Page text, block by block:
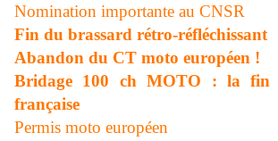
Nomination importante au CNSR
Fin du brassard rétro-réfléchissant
Abandon du CT moto européen !
Bridage 100 ch MOTO : la fin
française
Permis moto européen